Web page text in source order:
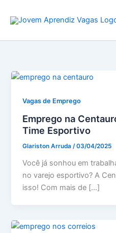
para
conteúdo
Vagas de Emprego
Emprego na
Time Esportivo
Glariston Arruda/03/04/2025
Você já sonhou em
no varejo esportivo? A
isso! Com mais de […]